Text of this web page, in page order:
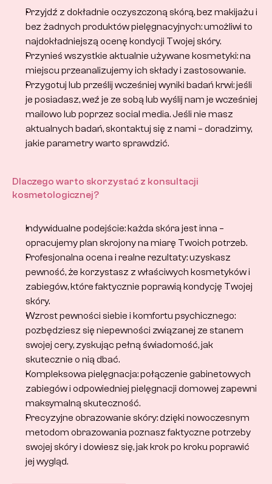
Przyjdź z dokładnie oczyszczoną skórą, bez makijażu i
bez żadnych produktów pielęgnacyjnych: umożliwi to
najdokładniejszą ocenę kondycji Twojej skóry.
Przynieś wszystkie aktualnie używane kosmetyki: na
miejscu przeanalizujemy ich składy i zastosowanie.
Przygotuj lub prześlij wcześniej wyniki badań krwi: jeśli
je posiadasz, weź je ze sobą lub wyślij nam je wcześniej
mailowo lub poprzez social media. Jeśli nie masz
aktualnych badań, skontaktuj się z nami – doradzimy,
jakie parametry warto sprawdzić.
Dlaczego warto skorzystać z konsultacji
kosmetologicznej?
Indywidualne podejście: każda skóra jest inna –
opracujemy plan skrojony na miarę Twoich potrzeb.
Profesjonalna ocena i realne rezultaty: uzyskasz
pewność, że korzystasz z właściwych kosmetyków i
zabiegów, które faktycznie poprawią kondycję Twojej
skóry.
Wzrost pewności siebie i komfortu psychicznego:
pozbędziesz się niepewności związanej ze stanem
swojej cery, zyskując pełną świadomość, jak
skutecznie o nią dbać.
Kompleksowa pielęgnacja: połączenie gabinetowych
zabiegów i odpowiedniej pielęgnacji domowej zapewni
maksymalną skuteczność.
Precyzyjne obrazowanie skóry: dzięki nowoczesnym
metodom obrazowania poznasz faktyczne potrzeby
swojej skóry i dowiesz się, jak krok po kroku poprawić
jej wygląd.